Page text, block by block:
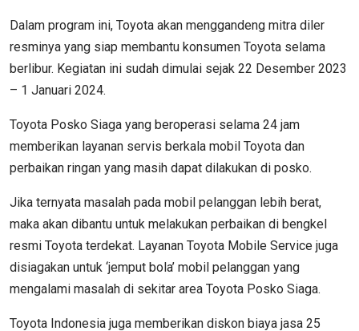
Dalam program ini, Toyota akan menggandeng mitra diler
resminya yang siap membantu konsumen Toyota selama
berlibur. Kegiatan ini sudah dimulai sejak 22 Desember 2023
– 1 Januari 2024.
Toyota Posko Siaga yang beroperasi selama 24 jam
memberikan layanan servis berkala mobil Toyota dan
perbaikan ringan yang masih dapat dilakukan di posko.
Jika ternyata masalah pada mobil pelanggan lebih berat,
maka akan dibantu untuk melakukan perbaikan di bengkel
resmi Toyota terdekat. Layanan Toyota Mobile Service juga
disiagakan untuk ‘jemput bola’ mobil pelanggan yang
mengalami masalah di sekitar area Toyota Posko Siaga.
Toyota Indonesia juga memberikan diskon biaya jasa 25